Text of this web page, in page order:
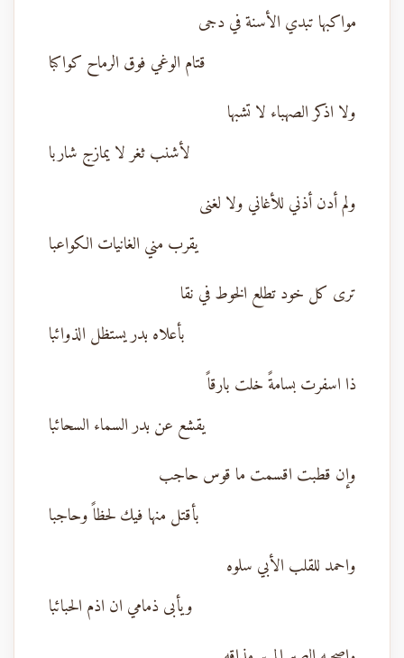
مواكبها تبدي الأسنة في دجى
قتام الوغي فوق الرماح كواكبا
ولا اذكر الصهباء لا تشبها
لأشنب ثغر لا يمازج شاربا
ولم أدن أذني للأغاني ولا لغنى
يقرب مني الغانيات الكواعبا
ترى كل خود تطلع الخوط في نقا
بأعلاه بدر يستظل الذوائبا
ذا اسفرت بسامةً خلت بارقاً
يقشع عن بدر السماء السحائبا
وإن قطبت اقسمت ما قوس حاجب
بأقتل منها فيك لحظاً وحاجبا
واحمد للقلب الأبي سلوه
ويأبى ذمامي ان اذم الحبائبا